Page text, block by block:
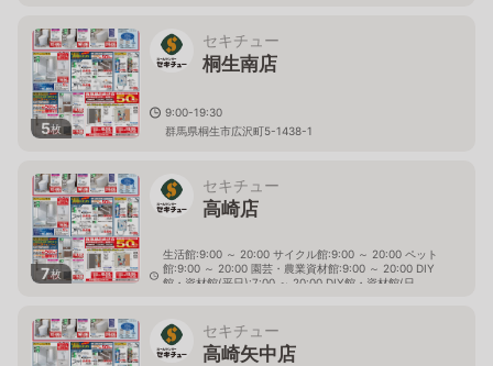
5枚
セキチュー
桐生南店
9:00-19:30
群馬県桐生市広沢町5-1438-1
7枚
セキチュー
高崎店
生活館:9:00 ～ 20:00 サイクル館:9:00 ～ 20:00 ペット
館:9:00 ～ 20:00 園芸・農業資材館:9:00 ～ 20:00 DIY
館・資材館(平日):7:00 ～ 20:00 DIY館・資材館(日
セキチュー
高崎矢中店